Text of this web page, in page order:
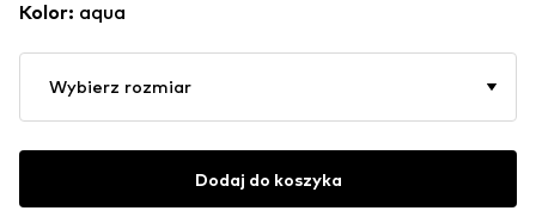
Kolor: aqua
Wybierz rozmiar
Dodaj do koszyka